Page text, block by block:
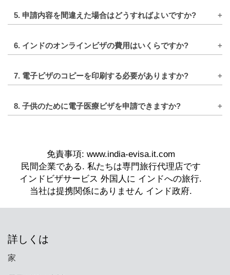
ンドの病院からの手紙も提出する必要がありま
す。ビジネス電子ビザ申請者は、インドのホスト
ります。
インドの電子ビザを申請する必要があります。あ
て別の申請書を提出する必要があります。
5. 申請内容を間違えた場合はどうすればよいですか?
子ビザ申請書に記載されているすべての情報を再
ポートまたは渡航書類に不一致がある場合、搭乗
の遅延や、場合によってはインドへの入国拒否が
申請書の提出後に間違いを発見した場合は、でき
6. インドのオンラインビザの費用はいくらですか?
申請者の国籍によって異なります。電子ビザのオ
るため、最も費用対効果の高い方法です。
7. 電子ビザのコピーを印刷する必要がありますか?
ビザ、または電子ビジネスビザのコピーを少なく
で、滞在中は常に電子ビザのコピーを携帯するこ
とをお勧めします。
8. 子供のために電子医療ビザを申請できますか?
メディカルアテンダント電子ビザは子供には利用
できません。
詳しくは
家